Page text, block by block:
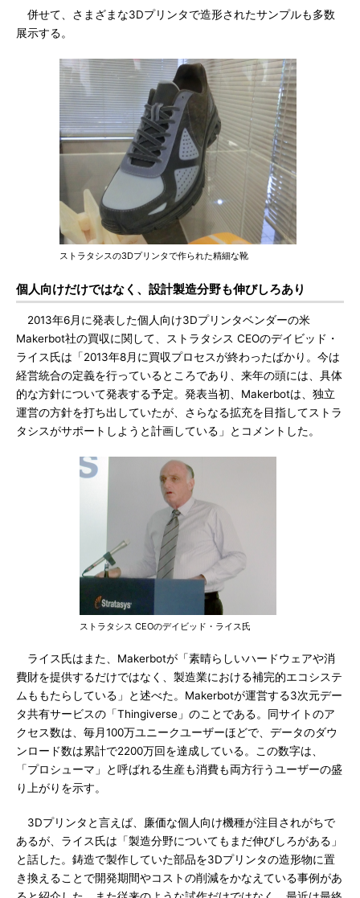
併せて、さまざまな3Dプリンタで造形されたサンプルも多数
展示する。
ストラタシスの3Dプリンタで作られた精細な靴
個人向けだけではなく、設計製造分野も伸びしろあり
2013年6月に発表した個人向け3Dプリンタベンダーの米
Makerbot社の買収に関して、ストラタシス CEOのデイビッド・
ライス氏は「2013年8月に買収プロセスが終わったばかり。今は
経営統合の定義を行っているところであり、来年の頭には、具体
的な方針について発表する予定。発表当初、Makerbotは、独立
運営の方針を打ち出していたが、さらなる拡充を目指してストラ
タシスがサポートしようと計画している」とコメントした。
ストラタシス CEOのデイビッド・ライス氏
ライス氏はまた、Makerbotが「素晴らしいハードウェアや消
費財を提供するだけではなく、製造業における補完的エコシステ
ムももたらしている」と述べた。Makerbotが運営する3次元デー
タ共有サービスの「Thingiverse」のことである。同サイトのア
クセス数は、毎月100万ユニークユーザーほどで、データのダウ
ンロード数は累計で2200万回を達成している。この数字は、
「プロシューマ」と呼ばれる生産も消費も両方行うユーザーの盛
り上がりを示す。
3Dプリンタと言えば、廉価な個人向け機種が注目されがちで
あるが、ライス氏は「製造分野についてもまだ伸びしろがある」
と話した。鋳造で製作していた部品を3Dプリンタの造形物に置
き換えることで開発期間やコストの削減をかなえている事例があ